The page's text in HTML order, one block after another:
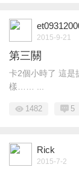
2015-9-21
第三關
卡2個小時了 這是
樣…… ...
1482 5
Rick
2015-7-2